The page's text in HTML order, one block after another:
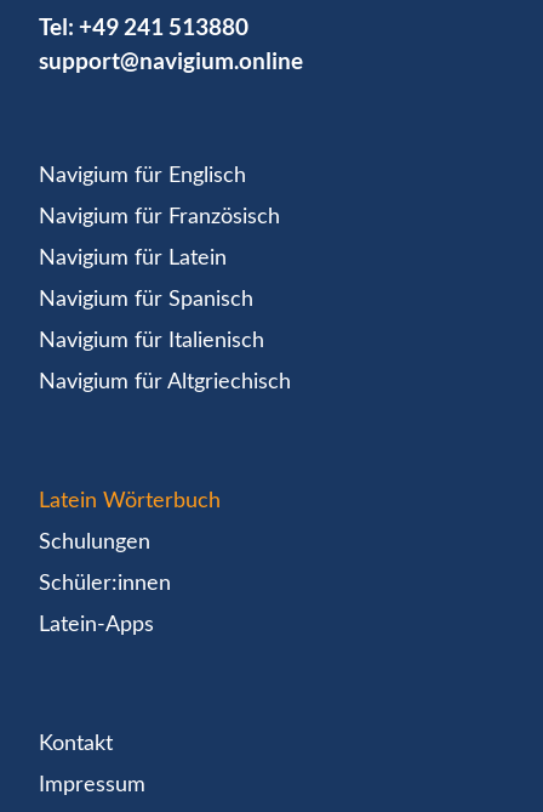
Tel: +49 241 513880
support@navigium.online
Navigium für Englisch
Navigium für Französisch
Navigium für Latein
Navigium für Spanisch
Navigium für Italienisch
Navigium für Altgriechisch
Latein Wörterbuch
Schulungen
Schüler:innen
Latein-Apps
Kontakt
Impressum